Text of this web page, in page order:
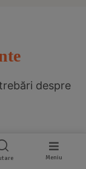
Meniu
despre
ce